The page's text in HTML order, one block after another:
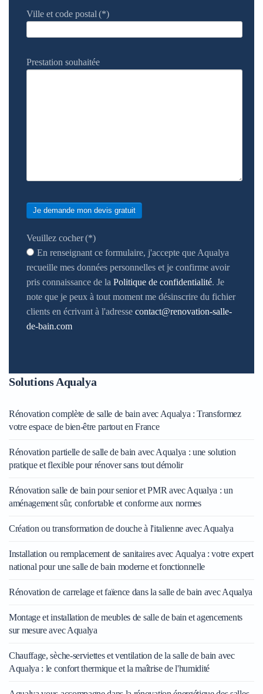
Ville et code postal (*)
Prestation souhaitée
Je demande mon devis gratuit
Veuillez cocher(*)
En renseignant ce formulaire, j'accepte que Aqualya
recueille mes données personnelles et je confirme avoir
pris connaissance de la Politique de confidentialité. Je
note que je peux à tout moment me désinscrire du fichier
clients en écrivant à l'adresse contact@renovation-salle-
de-bain.com
Solutions Aqualya
Rénovation complète de salle de bain avec Aqualya : Transformez
votre espace de bien-être partout en France
Rénovation partielle de salle de bain avec Aqualya : une solution
pratique et flexible pour rénover sans tout démolir
Rénovation salle de bain pour senior et PMR avec Aqualya : un
aménagement sûr, confortable et conforme aux normes
Création ou transformation de douche à l'italienne avec Aqualya
Installation ou remplacement de sanitaires avec Aqualya : votre expert
national pour une salle de bain moderne et fonctionnelle
Rénovation de carrelage et faïence dans la salle de bain avec Aqualya
Montage et installation de meubles de salle de bain et agencements
sur mesure avec Aqualya
Chauffage, sèche-serviettes et ventilation de la salle de bain avec
Aqualya : le confort thermique et la maîtrise de l'humidité